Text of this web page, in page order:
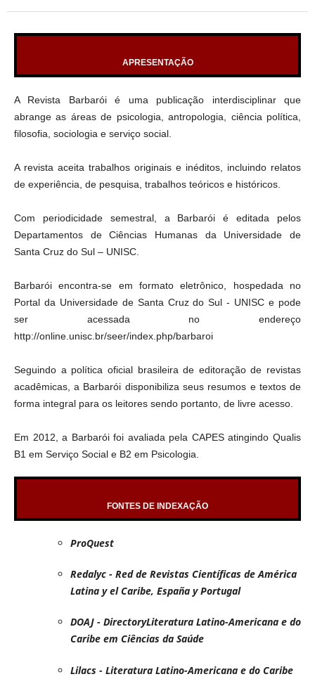
APRESENTAÇÃO
A Revista Barbarói é uma publicação interdisciplinar que
abrange as áreas de psicologia, antropologia, ciência política,
filosofia, sociologia e serviço social.
A revista aceita trabalhos originais e inéditos, incluindo relatos
de experiência, de pesquisa, trabalhos teóricos e históricos.
Com periodicidade semestral, a Barbarói é editada pelos
Departamentos de Ciências Humanas da Universidade de
Santa Cruz do Sul – UNISC.
Barbarói encontra-se em formato eletrônico, hospedada no
Portal da Universidade de Santa Cruz do Sul - UNISC e pode
ser acessada no endereço
http://online.unisc.br/seer/index.php/barbaroi
Seguindo a política oficial brasileira de editoração de revistas
acadêmicas, a Barbarói disponibiliza seus resumos e textos de
forma integral para os leitores sendo portanto, de livre acesso.
Em 2012, a Barbarói foi avaliada pela CAPES atingindo Qualis
B1 em Serviço Social e B2 em Psicologia.
FONTES DE INDEXAÇÃO
ProQuest
Redalyc - Red de Revistas Científicas de América
Latina y el Caribe, España y Portugal
DOAJ - DirectoryLiteratura Latino-Americana e do
Caribe em Ciências da Saúde
Lilacs - Literatura Latino-Americana e do Caribe